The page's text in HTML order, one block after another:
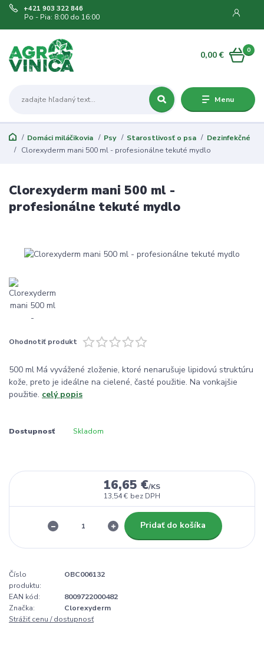
Menu
+421 903 322 846
Po - Pia: 8:00 do 16:00
0
0,00 €
Domáci miláčikovia Psy Starostlivosť o psa
Dezinfekčné
Clorexyderm mani 500 ml - profesionálne tekuté mydlo
Clorexyderm mani 500 ml -
profesionálne tekuté mydlo
Ohodnotiť produkt
500 ml Má vyvážené zloženie, ktoré nenarušuje lipidovú struktúru
kože, preto je ideálne na cielené, časté použitie. Na vonkajšie
použitie. celý popis
Dostupnosť Skladom
16,65 €/KS
13,54 € bez DPH
Pridať do košíka
Číslo
produktu:
OBC006132
EAN kód:
8009722000482
Značka:
Clorexyderm
Strážiť cenu / dostupnosť